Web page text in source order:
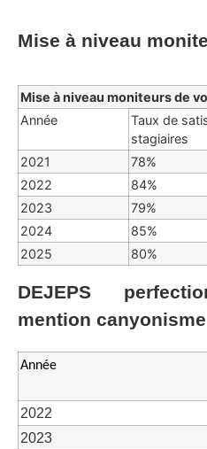
Mise à niveau
Mise à niveau moniteurs de
Année
Taux de
stagiaires
2021
78%
2022
84%
2023
79%
2024
85%
2025
80%
DEJEPS
mention canyonisme
Année
2022
2023